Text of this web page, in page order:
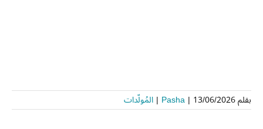
بقلم Pasha | 13/06/2026
| المُولّدات